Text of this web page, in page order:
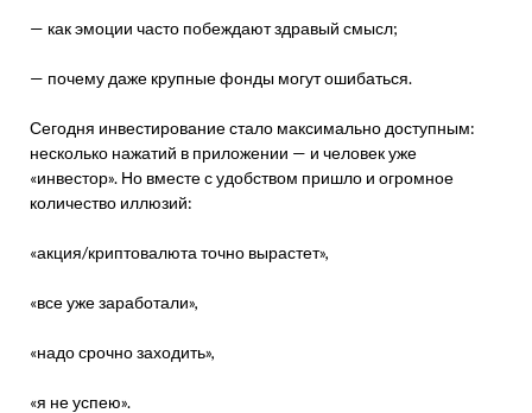
— как эмоции часто побеждают здравый смысл;
— почему даже крупные фонды могут ошибаться.
Сегодня инвестирование стало максимально доступным:
несколько нажатий в приложении — и человек уже
«инвестор». Но вместе с удобством пришло и огромное
количество иллюзий:
«акция/криптовалюта точно вырастет»,
«все уже заработали»,
«надо срочно заходить»,
«я не успею».